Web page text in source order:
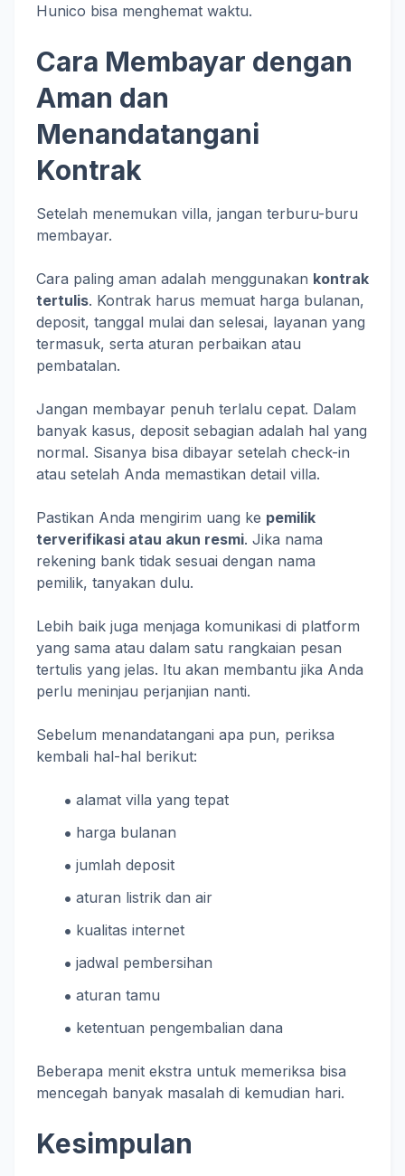
Hunico bisa menghemat waktu.
Cara Membayar dengan
Aman dan
Menandatangani
Kontrak
Setelah menemukan villa, jangan terburu-buru
membayar.
Cara paling aman adalah menggunakan kontrak
tertulis. Kontrak harus memuat harga bulanan,
deposit, tanggal mulai dan selesai, layanan yang
termasuk, serta aturan perbaikan atau
pembatalan.
Jangan membayar penuh terlalu cepat. Dalam
banyak kasus, deposit sebagian adalah hal yang
normal. Sisanya bisa dibayar setelah check-in
atau setelah Anda memastikan detail villa.
Pastikan Anda mengirim uang ke pemilik
terverifikasi atau akun resmi. Jika nama
rekening bank tidak sesuai dengan nama
pemilik, tanyakan dulu.
Lebih baik juga menjaga komunikasi di platform
yang sama atau dalam satu rangkaian pesan
tertulis yang jelas. Itu akan membantu jika Anda
perlu meninjau perjanjian nanti.
Sebelum menandatangani apa pun, periksa
kembali hal-hal berikut:
alamat villa yang tepat
harga bulanan
jumlah deposit
aturan listrik dan air
kualitas internet
jadwal pembersihan
aturan tamu
ketentuan pengembalian dana
Beberapa menit ekstra untuk memeriksa bisa
mencegah banyak masalah di kemudian hari.
Kesimpulan